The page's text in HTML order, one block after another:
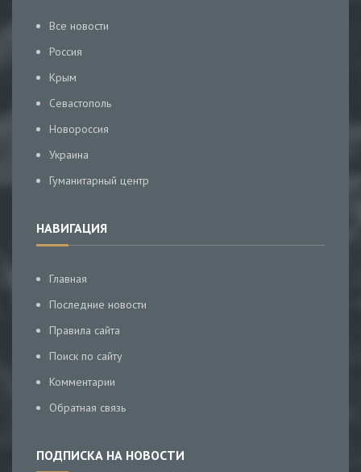
Все новости
Россия
Крым
Севастополь
Новороссия
Украина
Гуманитарный центр
НАВИГАЦИЯ
Главная
Последние новости
Правила сайта
Поиск по сайту
Комментарии
Обратная связь
ПОДПИСКА НА НОВОСТИ